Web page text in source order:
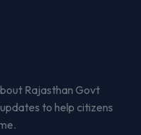
Rajasthan Govt
to help citizens